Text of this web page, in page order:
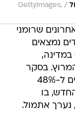
/
GettyImages,
שרומני
נמצאים
בסקר
שערך המכון בשבוע שעבר זכו השניים ל-48%
בו